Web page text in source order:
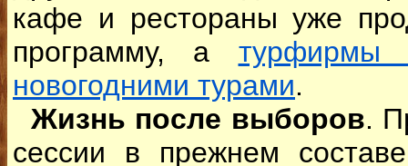
кафе и рестораны уже
программу, а турфирмы
новогодними турами.
Жизнь после выборов.
сессии в прежнем